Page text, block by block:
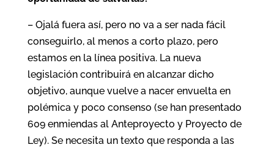
– Ojalá fuera así, pero no va a ser nada fácil
conseguirlo, al menos a corto plazo, pero
estamos en la línea positiva. La nueva
legislación contribuirá en alcanzar dicho
objetivo, aunque vuelve a nacer envuelta en
polémica y poco consenso (se han presentado
609 enmiendas al Anteproyecto y Proyecto de
Ley). Se necesita un texto que responda a las